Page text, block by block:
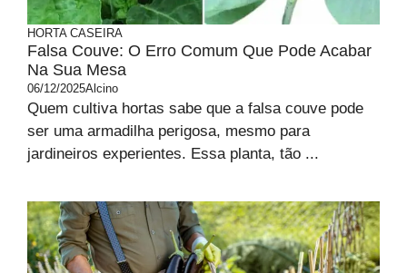
HORTA CASEIRA
Falsa Couve: O Erro Comum Que Pode Acabar
Na Sua Mesa
06/12/2025Alcino
Quem cultiva hortas sabe que a falsa couve pode
ser uma armadilha perigosa, mesmo para
jardineiros experientes. Essa planta, tão ...